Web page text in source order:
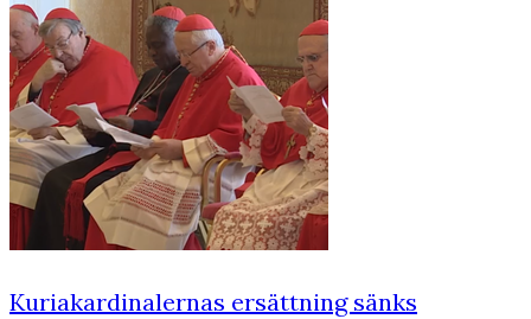
Kuriakardinalernas ersättning sänks